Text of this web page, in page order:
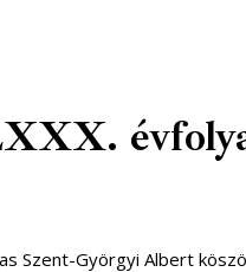
Szent-Györgyi Albert